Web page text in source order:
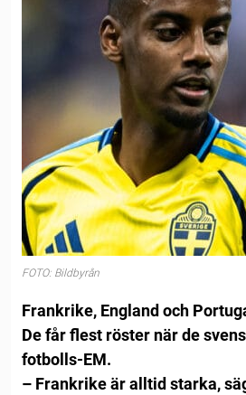
FOTO: Bildbyrån
Frankrike, England och
De får flest röster när de
fotbolls-EM.
– Frankrike är alltid starka,